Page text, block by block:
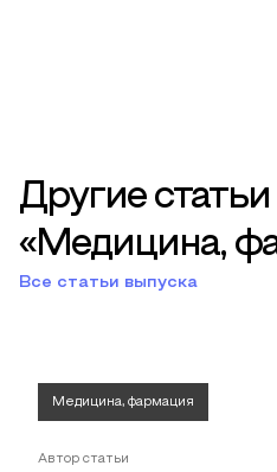
Другие
«Медицина,
Все статьи выпуска
Медицина, фармация
Автор статьи